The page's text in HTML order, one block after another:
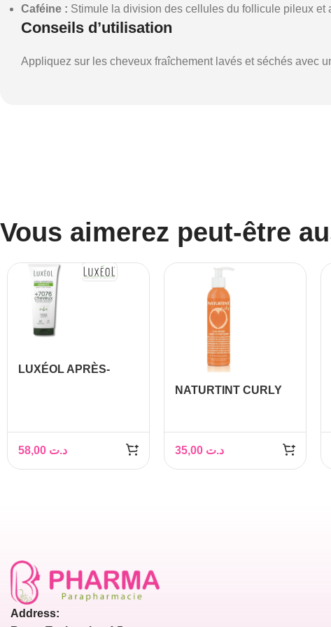
Caféine : Stimule la division des cellules du follicule pileux et
Conseils d’utilisation
Appliquez sur les cheveux fraîchement lavés et séchés avec
Vous aimerez peut-être
LUXÉOL APRÈS-
د.ت
NATURTINT CURLY
200ML
د.ت
Address: